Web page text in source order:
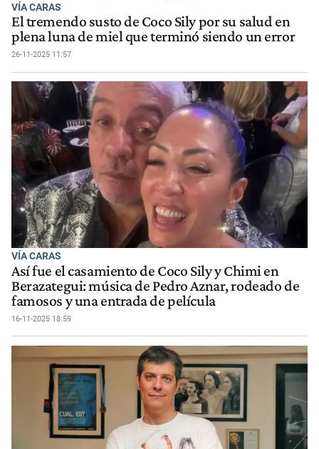
VÍA CARAS
El tremendo susto de Coco Sily por su salud en
plena luna de miel que terminó siendo un error
26-11-2025 11:57
VÍA CARAS
Así fue el casamiento de Coco Sily y Chimi en
Berazategui: música de Pedro Aznar, rodeado de
famosos y una entrada de película
16-11-2025 18:59